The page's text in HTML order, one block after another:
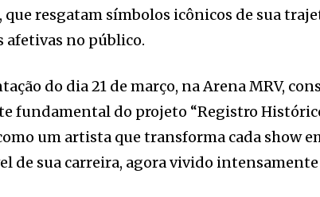
resgatam símbolos icônicos de sua
afetivas no público.
do dia 21 de março, na Arena MRV,
fundamental do projeto “Registro
um artista que transforma cada show
de sua carreira, agora vivido